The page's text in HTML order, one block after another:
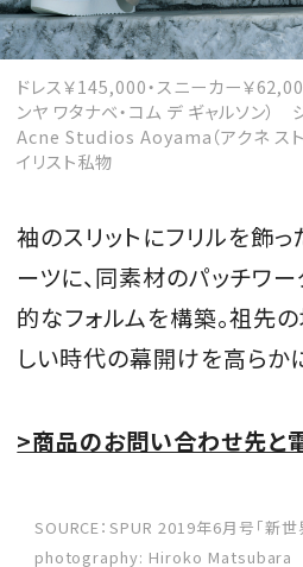
ドレス￥145,000・スニーカー￥
ンヤ ワタナベ・コム デ ギャルソン
Acne Studios Aoyama（アクネ ス
イリスト私物
袖のスリットにフリルを飾
ーツに、同素材のパッチワ
的なフォルムを構築。祖先
しい時代の幕開けを高らか
>商品のお問い合わせ先と
SOURCE：SPUR 2019年6月号「新世
photography: Hiroko